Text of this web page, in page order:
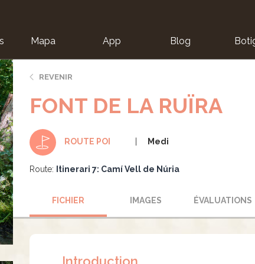
Mapa App Blog
REVENIR
FONT DE LA RUÏRA
ROUTE POI Medi
Route: Itinerari 7: Camí Vell de Núria
FICHIER IMAGES ÉVALUATIONS